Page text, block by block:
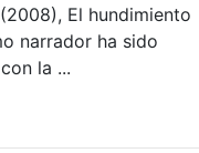
El hundimiento
narrador ha sido
la ...